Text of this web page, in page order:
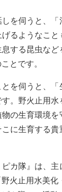
を伺うと、「
るようなこ
する昆虫な
とです。
を伺うと、「
。野火止用
の生育環境
に生育する
カ隊』は、主
火止用水美化